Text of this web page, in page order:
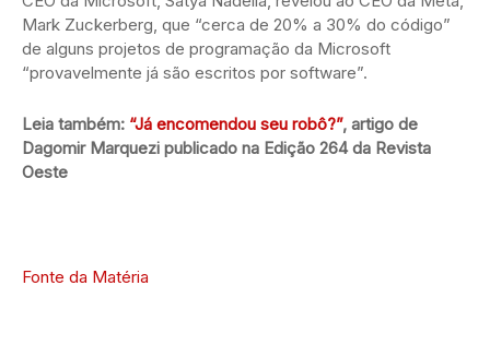
Mark Zuckerberg, que “cerca de 20% a 30% do código”
de alguns projetos de programação da Microsoft
“provavelmente já são escritos por software”.
Leia também: “Já encomendou seu robô?”, artigo de
Dagomir Marquezi publicado na Edição 264 da Revista
Oeste
Fonte da Matéria